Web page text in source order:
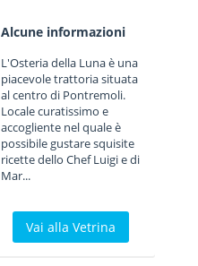
Alcune informazioni
L'Osteria della Luna è una
piacevole trattoria situata
al centro di Pontremoli.
Locale curatissimo e
accogliente nel quale è
possibile gustare squisite
ricette dello Chef Luigi e di
Mar...
Vai alla Vetrina